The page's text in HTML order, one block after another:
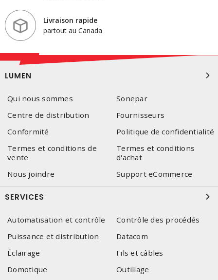
Livraison rapide
partout au Canada
LUMEN
Qui nous sommes
Sonepar
Centre de distribution
Fournisseurs
Conformité
Politique de confidentialité
Termes et conditions de
vente
Termes et conditions
d'achat
Nous joindre
Support eCommerce
SERVICES
Automatisation et contrôle
Contrôle des procédés
Puissance et distribution
Datacom
Éclairage
Fils et câbles
Domotique
Outillage